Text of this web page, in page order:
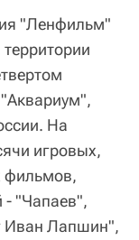
"Ленфильм"
"Аквариум",
На
игровых,
фильмов,
- "Чапаев",
Иван Лапшин",